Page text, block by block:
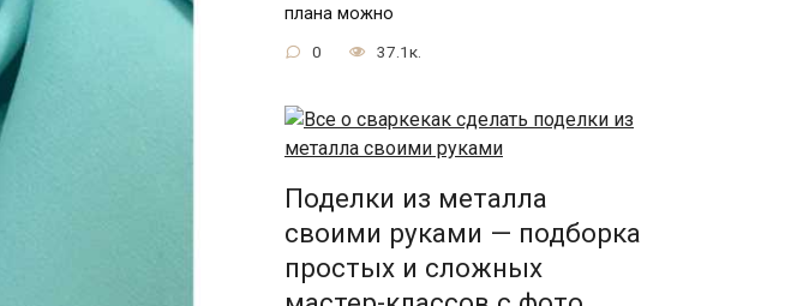
плана можно
0 37.1к.
Поделки из металла
своими руками — подборка
простых и сложных